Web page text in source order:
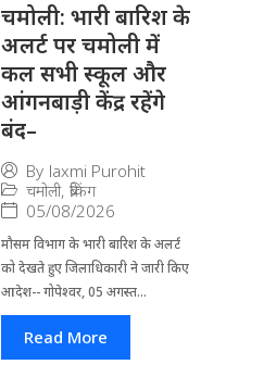
चमोली: भारी बारिश के
अलर्ट पर चमोली में
कल सभी स्कूल और
आंगनबाड़ी केंद्र रहेंगे
बंद–
By laxmi Purohit
चमोली, ब्रेकिंग
05/08/2026
मौसम विभाग के भारी बारिश के अलर्ट
को देखते हुए जिला​धिकारी ने जारी किए
आदेश-- गोपेश्वर, 05 अगस्त...
Read More